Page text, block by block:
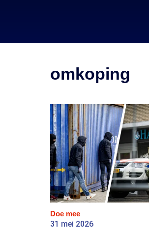
omkoping
Doe mee
31 mei 2026